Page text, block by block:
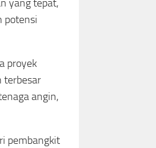
yang tepat,
potensi
proyek
terbesar
angin,
pembangkit